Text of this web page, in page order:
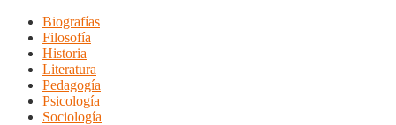
Biografías
Filosofía
Historia
Literatura
Pedagogía
Psicología
Sociología